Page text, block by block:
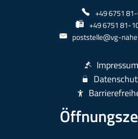
+49 6751
+49 6751 81-
poststelle@vg-
Impressum